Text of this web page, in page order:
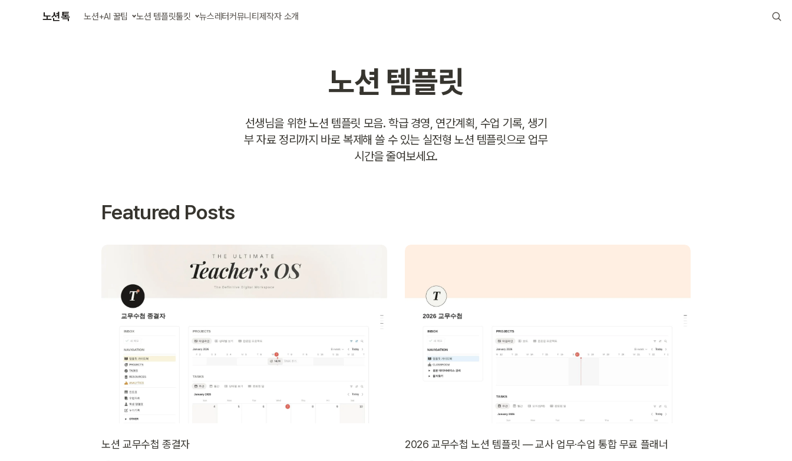
노션톡 노션+AI 꿀팁 노션 템플릿툴킷 뉴스레터커뮤니티 제작자 소개
노션 템플릿
선생님을 위한 노션 템플릿 모음. 학급 경영, 연간계획, 수업 기록, 생기
부 자료 정리까지 바로 복제해 쓸 수 있는 실전형 노션 템플릿으로 업무
시간을 줄여보세요.
Featured Posts
노션 교무수첩 종결자 2026 교무수첩 노션 템플릿 — 교사 업무·수업 통합 무료 플래너